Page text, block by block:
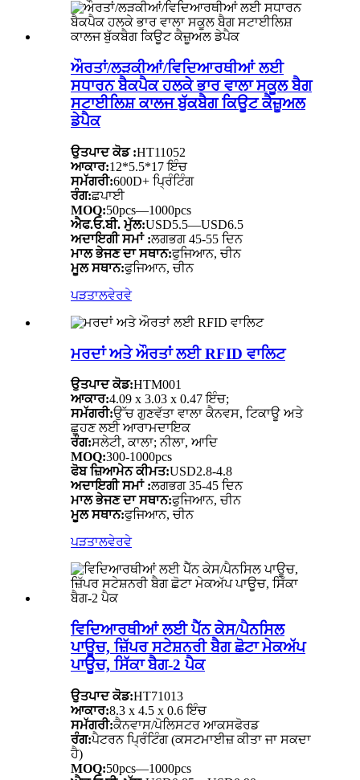
ਔਰਤਾਂ/ਲੜਕੀਆਂ/ਵਿਦਿਆਰਥੀਆਂ ਲਈ
ਸਧਾਰਨ ਬੈਕਪੈਕ ਹਲਕੇ ਭਾਰ ਵਾਲਾ ਸਕੂਲ ਬੈਗ
ਸਟਾਈਲਿਸ਼ ਕਾਲਜ ਬੁੱਕਬੈਗ ਕਿਊਟ ਕੈਜ਼ੂਅਲ
ਡੇਪੈਕ
ਉਤਪਾਦ ਕੋਡ :HT11052
ਆਕਾਰ:12*5.5*17 ਇੰਚ
ਸਮੱਗਰੀ:600D+ ਪ੍ਰਿੰਟਿੰਗ
ਰੰਗ:ਛਪਾਈ
MOQ:50pcs—1000pcs
ਐਫ.ਓ.ਬੀ. ਮੁੱਲ:USD5.5—USD6.5
ਅਦਾਇਗੀ ਸਮਾਂ :ਲਗਭਗ 45-55 ਦਿਨ
ਮਾਲ ਭੇਜਣ ਦਾ ਸਥਾਨ:ਫੁਜਿਆਨ, ਚੀਨ
ਮੂਲ ਸਥਾਨ:ਫੁਜਿਆਨ, ਚੀਨ
ਪੜਤਾਲਵੇਰਵੇ
ਮਰਦਾਂ ਅਤੇ ਔਰਤਾਂ ਲਈ RFID ਵਾਲਿਟ
ਉਤਪਾਦ ਕੋਡ:HTM001
ਆਕਾਰ:4.09 x 3.03 x 0.47 ਇੰਚ;
ਸਮੱਗਰੀ:ਉੱਚ ਗੁਣਵੱਤਾ ਵਾਲਾ ਕੈਨਵਸ, ਟਿਕਾਊ ਅਤੇ
ਛੂਹਣ ਲਈ ਆਰਾਮਦਾਇਕ
ਰੰਗ:ਸਲੇਟੀ, ਕਾਲਾ; ਨੀਲਾ, ਆਦਿ
MOQ:300-1000pcs
ਫੋਬ ਜ਼ਿਆਮੇਨ ਕੀਮਤ:USD2.8-4.8
ਅਦਾਇਗੀ ਸਮਾਂ :ਲਗਭਗ 35-45 ਦਿਨ
ਮਾਲ ਭੇਜਣ ਦਾ ਸਥਾਨ:ਫੁਜਿਆਨ, ਚੀਨ
ਮੂਲ ਸਥਾਨ:ਫੁਜਿਆਨ, ਚੀਨ
ਪੜਤਾਲਵੇਰਵੇ
ਵਿਦਿਆਰਥੀਆਂ ਲਈ ਪੈੱਨ ਕੇਸ/ਪੈਨਸਿਲ
ਪਾਊਚ, ਜ਼ਿੱਪਰ ਸਟੇਸ਼ਨਰੀ ਬੈਗ ਛੋਟਾ ਮੇਕਅੱਪ
ਪਾਊਚ, ਸਿੱਕਾ ਬੈਗ-2 ਪੈਕ
ਉਤਪਾਦ ਕੋਡ:HT71013
ਆਕਾਰ:8.3 x 4.5 x 0.6 ਇੰਚ
ਸਮੱਗਰੀ:ਕੈਨਵਾਸ/ਪੋਲਿਸਟਰ ਆਕਸਫੋਰਡ
ਰੰਗ:ਪੈਟਰਨ ਪ੍ਰਿੰਟਿੰਗ (ਕਸਟਮਾਈਜ਼ ਕੀਤਾ ਜਾ ਸਕਦਾ
ਹੈ)
MOQ:50pcs—1000pcs